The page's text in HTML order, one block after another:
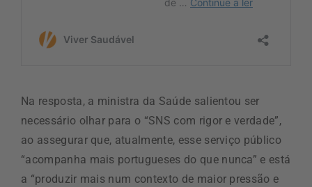
Na resposta, a ministra da Saúde salientou ser
necessário olhar para o “SNS com rigor e verdade”,
ao assegurar que, atualmente, esse serviço público
“acompanha mais portugueses do que nunca” e está
a “produzir mais num contexto de maior pressão e